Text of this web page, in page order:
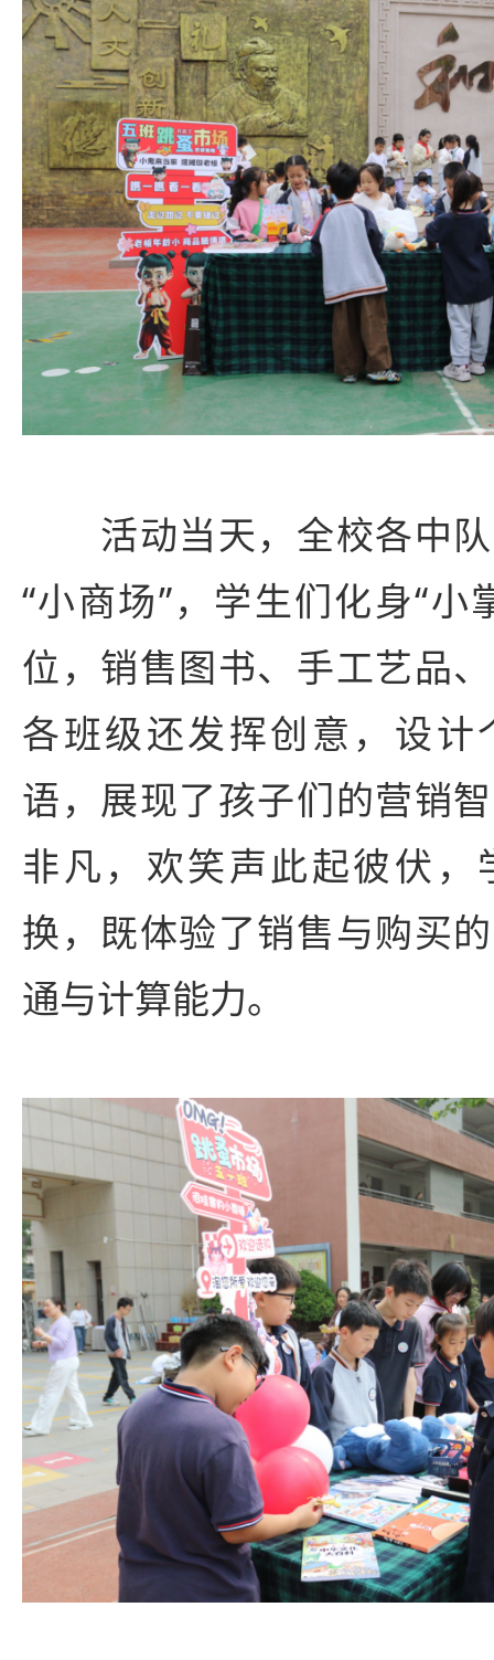
活动当天，全校各中队
“小商场”，学生们化身“小
位，销售图书、手工艺品
各班级还发挥创意，设计
语，展现了孩子们的营销
非凡，欢笑声此起彼伏，
换，既体验了销售与购买
通与计算能力。